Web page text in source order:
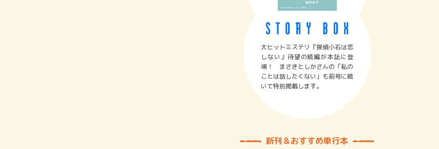
大ヒットミステリ『探偵小石は恋
しない』待望の続編が本誌に登
場！ まさきとしかさんの「私の
ことは話したくない」も前号に続
いて特別掲載します。
新刊＆おすすめ単行本